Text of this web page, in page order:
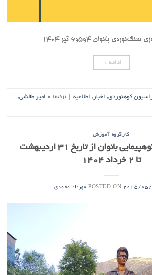
بانوان ۴و۵و۶ تیر ۱۴۰۴
ادامه →
کوهنوردی, اخبار , اطلاعیه برچسب: امیر طالشی,
کارگروه آموزش
اجرا کارآموزی کوهپیمایی بانوان از تاریخ ۳۱ اردیبهشت
تا ۲ خرداد ۱۴۰۴
POSTED ON 2025/05/ مهرداد محمدی